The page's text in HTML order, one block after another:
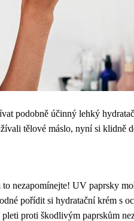
podobně účinný lehký
tělové máslo, nyní si klidně
nezapomínejte! UV paprsky
pořídit si hydratační krém s
proti škodlivým paprskům